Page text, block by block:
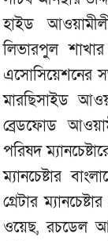
হাইড
লিভারপুল
এসোসিয়েশনের
মারছিসাইড
ব্রেডফোড
পরিষদ
ম্যানচেষ্টার
গ্রেটার
ওয়েছ, রচডেল